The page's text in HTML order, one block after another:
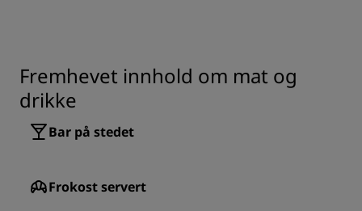
Fremhevet innhold om mat og
drikke
Bar på stedet
Frokost servert